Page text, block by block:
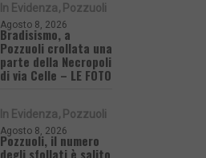
In Evidenza Pozzuoli
Agosto 8, 2026
Bradisismo, a
Pozzuoli crollata una
parte della Necropoli
di via Celle – LE FOTO
In Evidenza Pozzuoli
Agosto 8, 2026
Pozzuoli, il numero
degli sfollati è salito